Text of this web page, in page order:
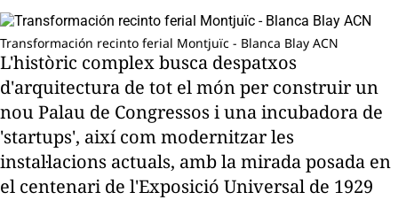
Transformación recinto ferial Montjuïc - Blanca Blay ACN
L'històric complex busca despatxos
d'arquitectura de tot el món per construir un
nou Palau de Congressos i una incubadora de
'startups', així com modernitzar les
instal·lacions actuals, amb la mirada posada en
el centenari de l'Exposició Universal de 1929